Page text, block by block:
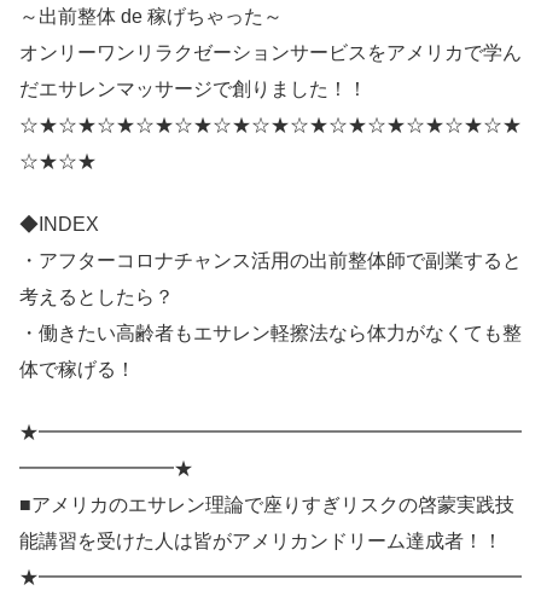
～出前整体 de 稼げちゃった～
オンリーワンリラクゼーションサービスをアメリカで学ん
だエサレンマッサージで創りました！！
☆★☆★☆★☆★☆★☆★☆★☆★☆★☆★☆★☆★☆★
☆★☆★
◆INDEX
・アフターコロナチャンス活用の出前整体師で副業すると
考えるとしたら？
・働きたい高齢者もエサレン軽擦法なら体力がなくても整
体で稼げる！
★━━━━━━━━━━━━━━━━━━━━━━━━━
━━━━━━━━★
■アメリカのエサレン理論で座りすぎリスクの啓蒙実践技
能講習を受けた人は皆がアメリカンドリーム達成者！！
★━━━━━━━━━━━━━━━━━━━━━━━━━